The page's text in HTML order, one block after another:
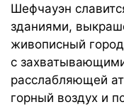
Шефчауэн
зданиями,
живописный
с
расслабляющей
горный воздух и